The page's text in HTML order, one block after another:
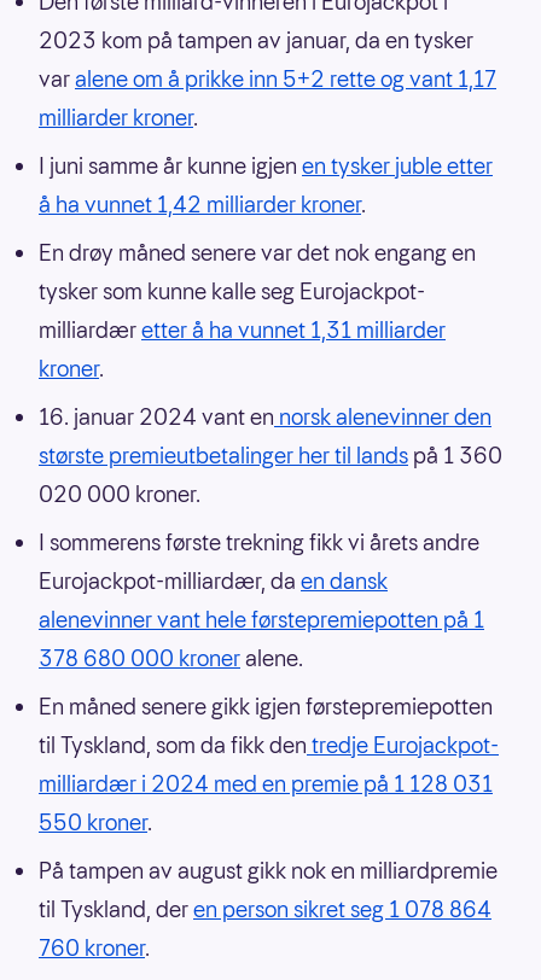
2023 kom på tampen av januar, da en tysker
varalene om å prikke inn 5+2 rette og vant 1,17
milliarder kroner.
I juni samme år kunne igjen en tysker juble etter
å ha vunnet 1,42 milliarder kroner.
En drøy måned senere var det nok engang en
tysker som kunne kalle seg Eurojackpot-
milliardæretter å ha vunnet 1,31 milliarder
kroner.
16. januar 2024 vant en norsk alenevinner den
største premieutbetalinger her til lands på 1 360
020 000 kroner.
I sommerens første trekning fikk vi årets andre
Eurojackpot-milliardær, da en dansk
alenevinner vant hele førstepremiepotten på 1
378 680 000 kroneralene.
En måned senere gikk igjen førstepremiepotten
til Tyskland, som da fikk den tredje Eurojackpot-
milliardær i 2024 med en premie på 1 128 031
550 kroner.
På tampen av august gikk nok en milliardpremie
til Tyskland, deren person sikret seg 1 078 864
760 kroner.